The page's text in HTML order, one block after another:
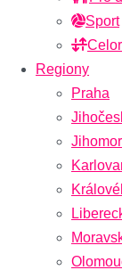
Sport
Regiony
Praha